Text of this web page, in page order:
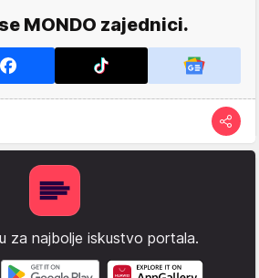
MONDO zajednici.
za najbolje iskustvo portala.